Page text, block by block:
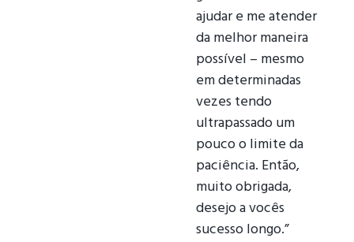
ajudar e me atender
da melhor maneira
possível – mesmo
em determinadas
vezes tendo
ultrapassado um
pouco o limite da
paciência. Então,
muito obrigada,
desejo a vocês
sucesso longo.”